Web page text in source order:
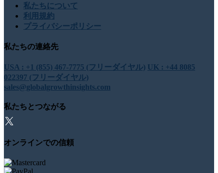
私たちについて
利用規約
プライバシーポリシー
私たちの連絡先
USA : +1 (855) 467-7775 (フリーダイヤル) UK : +44 8085
022397 (フリーダイヤル)
sales@globalgrowthinsights.com
私たちとつながる
オンラインでの信頼